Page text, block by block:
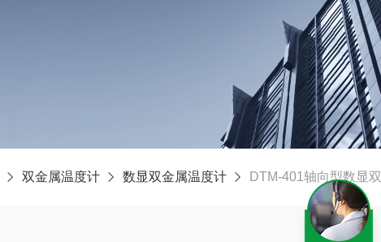
双金属温度计 数显双金属温度计 DTM-401轴向型数显